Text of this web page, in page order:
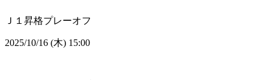
Ｊ１昇格プレーオフ
2025/10/16 (木) 15:00